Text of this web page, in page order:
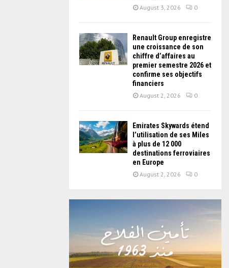
August 3, 2026 0
Renault Group enregistre
une croissance de son
chiffre d’affaires au
premier semestre 2026 et
confirme ses objectifs
financiers
August 2, 2026 0
Emirates Skywards étend
l’utilisation de ses Miles
à plus de 12 000
destinations ferroviaires
en Europe
August 2, 2026 0